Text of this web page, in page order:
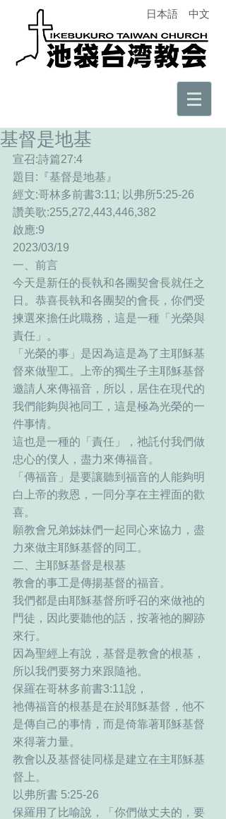
日本語 中文
基督是地基
宣召:詩篇27:4
題目:『基督是地基』
經文:哥林多前書3:11; 以弗所5:25-26
讚美歌:255,272,443,446,382
啟應:9
2023/03/19
一、前言
今天是新任的長執和各團契會長就任之
日。恭喜長執和各團契的會長，你們受
揀選來擔任此職務，這是一種「光榮與
責任」。
「光榮的事」是因為這是為了主耶穌基
督來做聖工。上帝的獨生子主耶穌基督
邀請人來傳福音，所以，居住在現代的
我們能夠與祂同工，這是極為光榮的一
件事情。
這也是一種的「責任」，祂託付我們做
忠心的僕人，盡力來傳福音。
「傳福音」是要讓聽到福音的人能夠明
白上帝的救恩，一同分享在主裡面的歡
喜。
願教會兄弟姊妹們一起同心來協力，盡
力來做主耶穌基督的同工。
二、主耶穌基督是根基
教會的事工是傳揚基督的福音。
我們都是由耶穌基督所呼召的來做祂的
門徒，因此要聽他的話，按著祂的腳跡
來行。
因為聖經上有說，基督是教會的根基，
所以我們要努力來跟隨祂。
保羅在哥林多前書3:11說，
祂傳福音的根基是在於耶穌基督，他不
是傳自己的事情，而是倚靠著耶穌基督
來得著力量。
教會以及基督徒同樣是建立在主耶穌基
督上。
以弗所書 5:25-26
保羅用了比喻說，「你們做丈夫的，要